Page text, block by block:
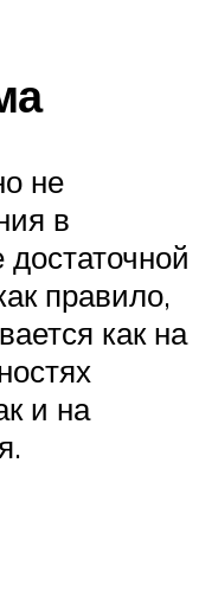
не
в
достаточной
правило,
как на
и на